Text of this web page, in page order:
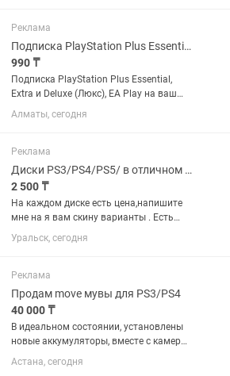
PS3 Slim • 4 джойстика (1...
Реклама
Подписка PlayStation Plus Essential, Extra, Deluxe
990 ₸
Подписка PlayStation Plus Essential,
Extra и Deluxe (Люкс), EA Play на ваш
украинский или турецкий аккаунт. Если
аккаунта нет - открою новый. Почти во
русская...
Алматы, сегодня
Реклама
Диски PS3/PS4/PS5/ в отличном состоянии/обмен/гарантия.
2 500 ₸
На каждом диске есть цена,напишите
мне на я вам скину варианты . Есть
обмен на интересующий меня диск или
на любой с вашей доплатой или
проверить также есть...
Уральск, сегодня
Реклама
Продам move мувы для PS3/PS4
40 000 ₸
В идеальном состоянии, установлены
новые аккумуляторы, вместе с камерой
и подставкой для зарядки. Цена за все
- 40 000 тенге.
Астана, сегодня